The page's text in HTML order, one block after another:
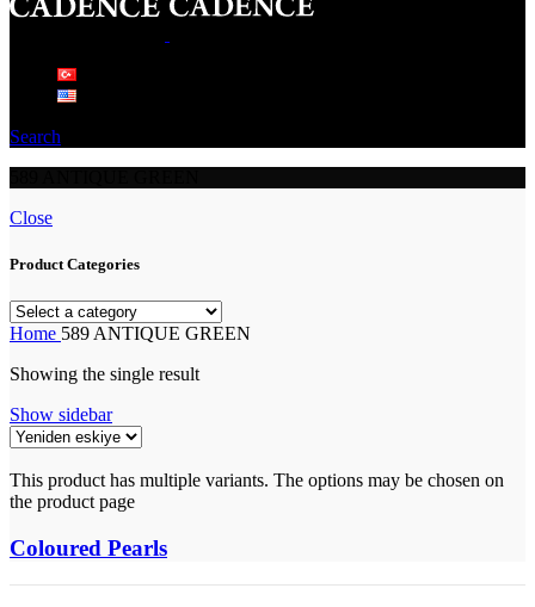
Search
Close
Product Categories
Home 589 ANTIQUE GREEN
Showing the single result
Show sidebar
This product has multiple variants. The options may be chosen on
the product page
Coloured Pearls